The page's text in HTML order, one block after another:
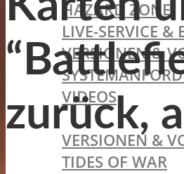
HAZARD ZONE
LIVE-SERVICE &
VERSIONEN &
VIDEOS
BATTLEFIELD V
VERSIONEN &
TIDES OF WAR
zurück,